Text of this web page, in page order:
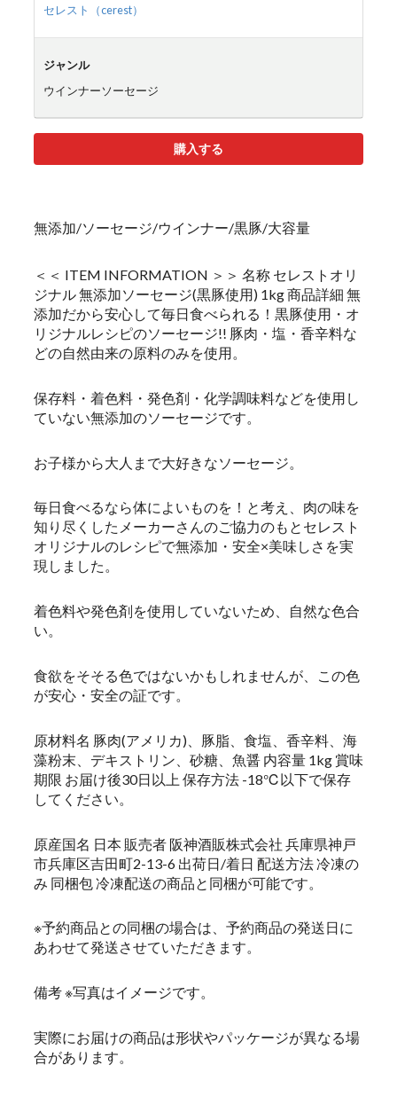
セレスト（cerest）
ジャンル
ウインナーソーセージ
購入する
無添加/ソーセージ/ウインナー/黒豚/大容量
＜＜ ITEM INFORMATION ＞＞ 名称 セレストオリ
ジナル 無添加ソーセージ(黒豚使用) 1kg 商品詳細 無
添加だから安心して毎日食べられる！黒豚使用・オ
リジナルレシピのソーセージ!! 豚肉・塩・香辛料な
どの自然由来の原料のみを使用。
保存料・着色料・発色剤・化学調味料などを使用し
ていない無添加のソーセージです。
お子様から大人まで大好きなソーセージ。
毎日食べるなら体によいものを！と考え、肉の味を
知り尽くしたメーカーさんのご協力のもとセレスト
オリジナルのレシピで無添加・安全×美味しさを実
現しました。
着色料や発色剤を使用していないため、自然な色合
い。
食欲をそそる色ではないかもしれませんが、この色
が安心・安全の証です。
原材料名 豚肉(アメリカ)、豚脂、食塩、香辛料、海
藻粉末、デキストリン、砂糖、魚醤 内容量 1kg 賞味
期限 お届け後30日以上 保存方法 -18℃以下で保存
してください。
原産国名 日本 販売者 阪神酒販株式会社 兵庫県神戸
市兵庫区吉田町2-13-6 出荷日/着日 配送方法 冷凍の
み 同梱包 冷凍配送の商品と同梱が可能です。
※予約商品との同梱の場合は、予約商品の発送日に
あわせて発送させていただきます。
備考 ※写真はイメージです。
実際にお届けの商品は形状やパッケージが異なる場
合があります。